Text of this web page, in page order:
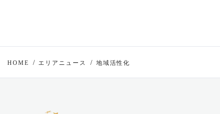
HOME エリアニュース 地域活性化